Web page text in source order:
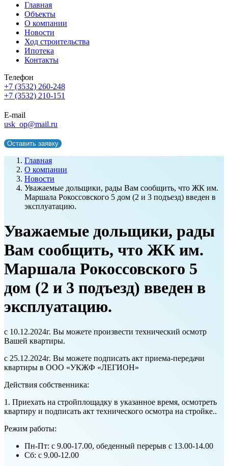
Главная
Объекты
О компании
Новости
Ход строительства
Ипотека
Контакты
Телефон
+7 (3532) 260-248
+7 (3532) 210-151
E-mail
usk_op@mail.ru
Оставить заявку
Главная
О компании
Новости
Уважаемые дольщики, рады Вам сообщить, что ЖК им.
Маршала Рокоссовского 5 дом (2 и 3 подъезд) введен в
эксплуатацию.
Уважаемые дольщики, рады
Вам сообщить, что ЖК им.
Маршала Рокоссовского 5
дом (2 и 3 подъезд) введен в
эксплуатацию.
с 10.12.2024г. Вы можете произвести технический осмотр
Вашей квартиры.
с 25.12.2024г. Вы можете подписать акт приема-передачи
квартиры в ООО «УКЖФ «ЛЕГИОН»
Действия собственника:
1. Приехать на стройплощадку в указанное время, осмотреть
квартиру и подписать акт технического осмотра на стройке..
Режим работы:
Пн-Пт: с 9.00-17.00, обеденный перерыв с 13.00-14.00
Сб: с 9.00-12.00